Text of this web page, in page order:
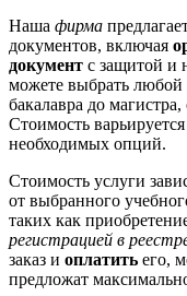
Наша фирма
документов, включая
документ с защитой и
можете выбрать любой
бакалавра до
Стоимость
необходимых опций.
Стоимость услуги
от выбранного
таких как
регистрацией в
заказ и оплатить его,
предложат